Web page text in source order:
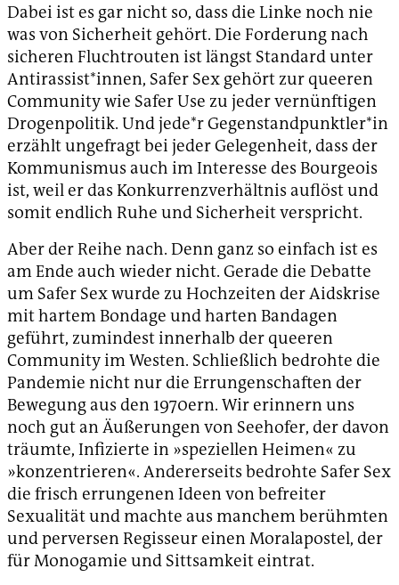
Dabei ist es gar nicht so, dass die Linke noch nie
was von Sicherheit gehört. Die Forderung nach
sicheren Fluchtrouten ist längst Standard unter
Antirassist*innen, Safer Sex gehört zur queeren
Community wie Safer Use zu jeder vernünftigen
Drogenpolitik. Und jede*r Gegenstandpunktler*in
erzählt ungefragt bei jeder Gelegenheit, dass der
Kommunismus auch im Interesse des Bourgeois
ist, weil er das Konkurrenzverhältnis auflöst und
somit endlich Ruhe und Sicherheit verspricht.
Aber der Reihe nach. Denn ganz so einfach ist es
am Ende auch wieder nicht. Gerade die Debatte
um Safer Sex wurde zu Hochzeiten der Aidskrise
mit hartem Bondage und harten Bandagen
geführt, zumindest innerhalb der queeren
Community im Westen. Schließlich bedrohte die
Pandemie nicht nur die Errungenschaften der
Bewegung aus den 1970ern. Wir erinnern uns
noch gut an Äußerungen von Seehofer, der davon
träumte, Infizierte in »speziellen Heimen« zu
»konzentrieren«. Andererseits bedrohte Safer Sex
die frisch errungenen Ideen von befreiter
Sexualität und machte aus manchem berühmten
und perversen Regisseur einen Moralapostel, der
für Monogamie und Sittsamkeit eintrat.